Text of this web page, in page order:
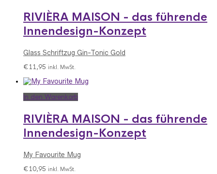
RIVIÈRA MAISON - das führende
Innendesign-Konzept
Glass Schriftzug Gin-Tonic Gold
€11,95 inkl. MwSt.
In den Warenkorb
RIVIÈRA MAISON - das führende
Innendesign-Konzept
My Favourite Mug
€10,95 inkl. MwSt.